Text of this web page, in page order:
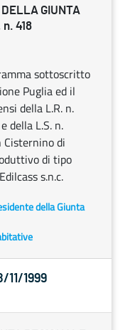
DELLA GIUNTA
418
sottoscritto
Puglia ed il
della L.R. n.
della L.S. n.
di
di tipo
s.n.c.
della Giunta
11/1999